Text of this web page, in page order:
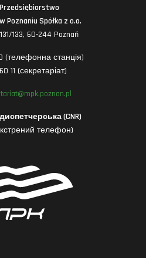
Poznaniu Spółka z o.o.
133, 60-244 Poznań
(телефонна станція)
11 (секретаріат)
(CNR)
телефон)